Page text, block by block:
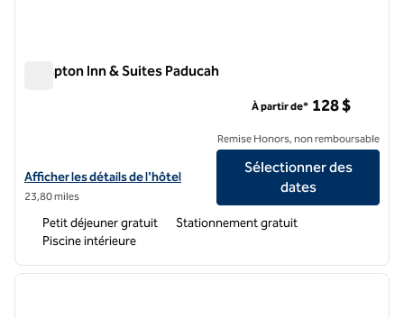
Hampton Inn & Suites Paducah
Afficher les détails de l'hôtel Hampton Inn & Suites Paducah
Afficher les détails de l'hôtel
23,80 miles
À partir de* 128 $
Remise Honors, non remboursable
Sélectionner des
dates
Petit déjeuner gratuit
Stationnement gratuit
Piscine intérieure
1 sur 12